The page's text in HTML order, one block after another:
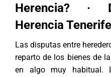
Herencia? ·
Herencia Tenerife
Las disputas entre
reparto de los bienes de
en algo muy habitual.